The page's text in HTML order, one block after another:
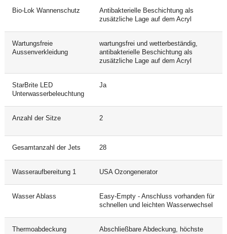
Bio-Lok Wannenschutz
Antibakterielle Beschichtung als
zusätzliche Lage auf dem Acryl
Wartungsfreie
Aussenverkleidung
wartungsfrei und wetterbeständig,
antibakterielle Beschichtung als
zusätzliche Lage auf dem Acryl
StarBrite LED
Unterwasserbeleuchtung
Ja
Anzahl der Sitze 2
Gesamtanzahl der Jets 28
Wasseraufbereitung 1 USA Ozongenerator
Wasser Ablass
Easy-Empty - Anschluss vorhanden für
schnellen und leichten Wasserwechsel
Thermoabdeckung
Abschließbare Abdeckung, höchste